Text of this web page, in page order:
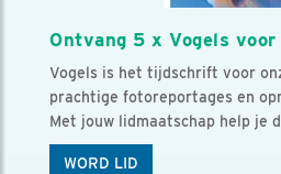
Ontvang 5 x Vogels
Vogels is het tijdschrift voor
prachtige fotoreportages en
Met jouw lidmaatschap help je
WORD LID